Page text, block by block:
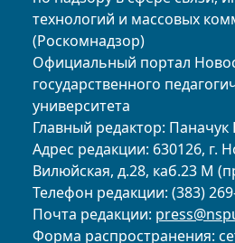
технологий и массовых
(Роскомнадзор)
Официальный портал
государственного
университета
Главный редактор:
Адрес редакции: 630126, г.
Вилюйская, д.28, каб.23 М
Телефон редакции: (383)
Почта редакции:
Форма распространения: